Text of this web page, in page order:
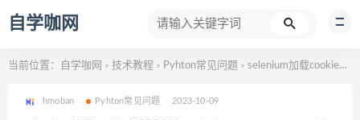
自学咖网
当前位置： 自学咖网 > 技术教程 > Pyhton常见问题 > selenium加载cookie报错问题：selenium.common.exceptions.InvalidCookieDomainException: Message: invalid cookie domain
hmoban Pyhton常见问题 2023-10-09